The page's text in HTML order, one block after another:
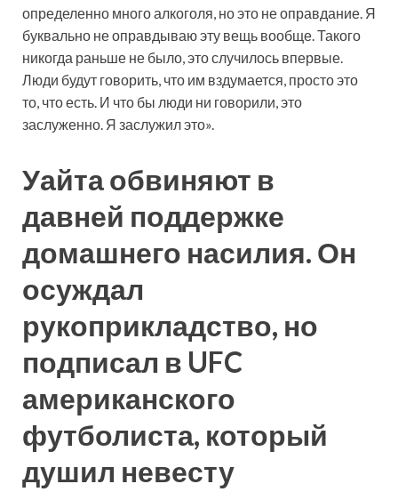
определенно много алкоголя, но это не оправдание. Я
буквально не оправдываю эту вещь вообще. Такого
никогда раньше не было, это случилось впервые.
Люди будут говорить, что им вздумается, просто это
то, что есть. И что бы люди ни говорили, это
заслуженно. Я заслужил это».
Уайта обвиняют в
давней поддержке
домашнего насилия. Он
осуждал
рукоприкладство, но
подписал в UFC
американского
футболиста, который
душил невесту